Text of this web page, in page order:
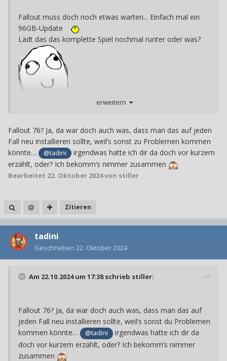
Fallout muss doch noch etwas warten... Einfach mal ein
96GB-Update
Lädt das das komplette Spiel nochmal runter oder was?
erweitern
Fallout 76? Ja, da war doch auch was, dass man das auf jeden
Fall neu installieren sollte, weil‘s sonst zu Problemen kommen
könnte…
@tadini
irgendwas hatte ich dir da doch vor kurzem
erzählt, oder? Ich bekomm‘s nimmer zusammen
Bearbeitet 22. Oktober 2024von stiller
Zitieren
tadini
Geschrieben 22. Oktober 2024
Am 22.10.2024 um 17:38 schrieb stiller:
Fallout 76? Ja, da war doch auch was, dass man das auf
jeden Fall neu installieren sollte, weil‘s sonst du Problemen
kommen könnte…
@tadini
irgendwas hatte ich dir da
doch vor kurzem erzählt, oder? Ich bekomm‘s nimmer
zusammen